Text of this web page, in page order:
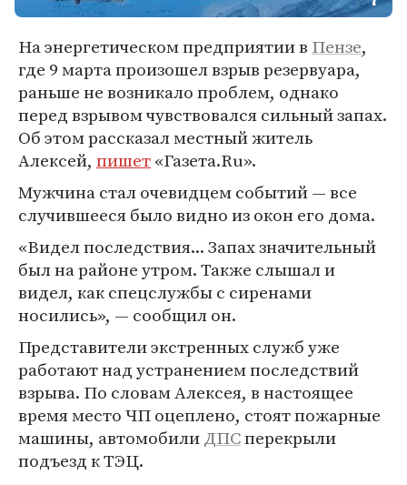
На энергетическом предприятии в Пензе,
где 9 марта произошел взрыв резервуара,
раньше не возникало проблем, однако
перед взрывом чувствовался сильный запах.
Об этом рассказал местный житель
Алексей, пишет«Газета.Ru».
Мужчина стал очевидцем событий — все
случившееся было видно из окон его дома.
«Видел последствия... Запах значительный
был на районе утром. Также слышал и
видел, как спецслужбы с сиренами
носились», — сообщил он.
Представители экстренных служб уже
работают над устранением последствий
взрыва. По словам Алексея, в настоящее
время место ЧП оцеплено, стоят пожарные
машины, автомобилиДПСперекрыли
подъезд к ТЭЦ.